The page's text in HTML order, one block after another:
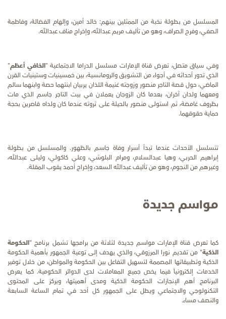
المسلسل من بطولة نخبة من الممثلين بينهم: خالد أمين، وإلهام الفضالة، وفاطمة
الصفي، وفرح الصراف، وهو من تأليف مريم عبدالله، وإخراج مناف عبدالله.
وفي سياق متصل، تعرض قناة الإمارات مسلسل الدراما الاجتماعية "الخافي أعظم"
الذي تدور أحداثه في أجواء من التشويق والرومانسية، بين خمسينيات وستينيات القرن
الماضي، حول قصة التاجر منصور وزوجته غنيمة اللذان يربيان ابنتهما حصة وابنهما سالم
ومعهما ولدان آخران، بعدما كان الزوجان يعملان في بيت التاجر جاسم الذي مات
بظروف غامضة، ثم استولى منصور بالحيلة على ثروته عندما كان ولداه قاصرين بحجة
حماية حقوقهما.
تتسلسل الأحداث عندما تبدأ أسرار وفاة جاسم بالظهور. والمسلسل من بطولة
إبراهيم الحربي، وهيا عبدالسلام، ومرام البلوشي، وعلي كاكولي، وليلى عبدالله،
وغيرهم من النجوم، وهو من تأليف عبدالله السعد، وإخراج أحمد يقوب المقلة.
مواسم جديدة
كما تعرض قناة الإمارات مواسم جديدة لثلاثة من برامجها تشمل برنامج "الحكومة
الذكية" من تقديم نورا المرزوقي، والذي يهدفإلى توعية الجمهور بأهمية الحكومة
الذكية وتطبيقاتها المصممة لتسهيل التفاعل بين الحكومة والمواطن، من خلال توفير
الخدمات إلكترونياً فيما يخص جميع المعاملات لدى الدوائر الحكومية. كما يعرض
البرنامج أهم الإنجازات الحكومة الذكية ومدى أهميتها، ويركز على المحتوى
التكنولوجي والاجتماعي ويطل على الجمهور كل أحد في تمام الساعة السابعة
والنصف مساء.